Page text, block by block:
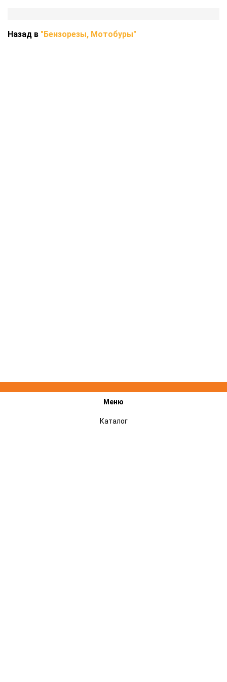
Назад в "Бензорезы, Мотобуры"
Меню
Каталог